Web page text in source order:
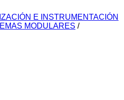
E INSTRUMENTACIÓN
MODULARES /